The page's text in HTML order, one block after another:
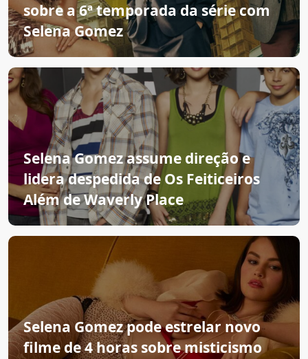
sobre a 6ª temporada da série com
Selena Gomez
Selena Gomez assume direção e
lidera despedida de Os Feiticeiros
Além de Waverly Place
Selena Gomez pode estrelar novo
filme de 4 horas sobre misticismo